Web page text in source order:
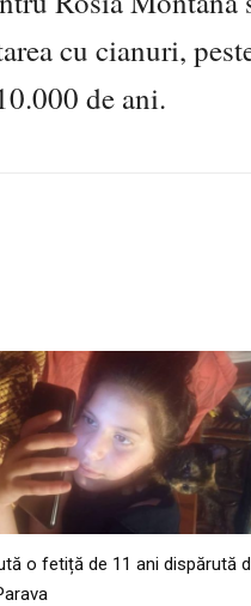
cu cianuri,
de ani.
o fetiță de 11 ani dispărută